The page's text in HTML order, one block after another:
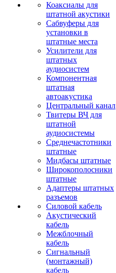
Коаксиалы для
штатной акустики
Сабвуферы для
установки в
штатные места
Усилители для
штатных
аудиосистем
Компонентная
штатная
автоакустика
Центральный канал
Твитеры ВЧ для
штатной
аудиосистемы
Среднечастотники
штатные
Мидбасы штатные
Широкополосники
штатные
Адаптеры штатных
разъемов
Силовой кабель
Акустический
кабель
Межблочный
кабель
Сигнальный
(монтажный)
кабель